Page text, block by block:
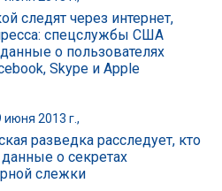
следят через интернет,
спецслужбы США
о пользователях
Skype и Apple
июня 2013 г.,
разведка расследует, кто
данные о секретах
слежки